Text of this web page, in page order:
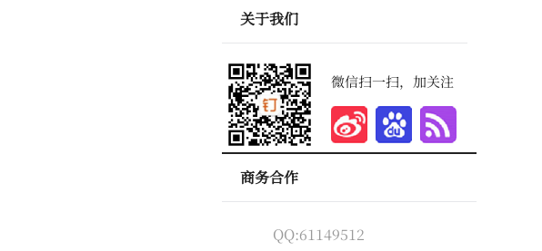
关于我们
微信扫一扫，加关注
商务合作
QQ:61149512